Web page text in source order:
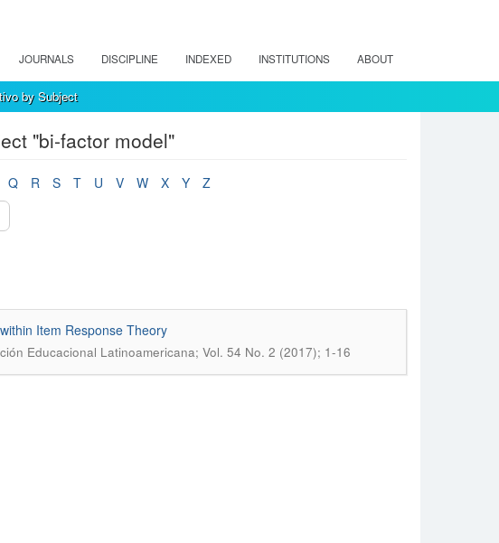
JOURNALS DISCIPLINE INDEXED INSTITUTIONS ABOUT
by Subject
"bi-factor model"
Q R S T U V W X Y
Z
Item Response Theory
Educacional Latinoamericana; Vol. 54 No. 2 (2017); 1-16